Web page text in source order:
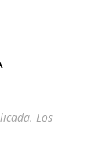
Los